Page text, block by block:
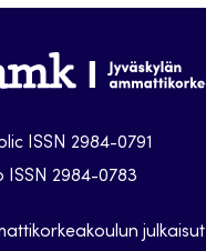
ISSN 2984-0791
ISSN 2984-0783
julkaisut